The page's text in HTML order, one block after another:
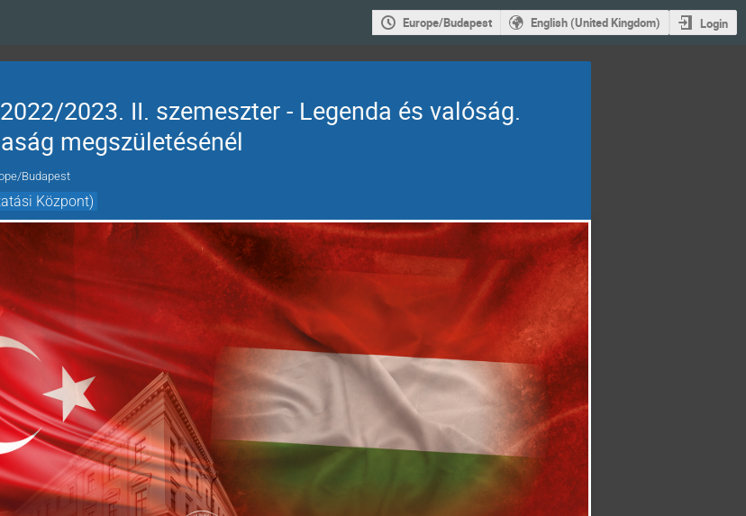
Europe/Budapest English (United Kingdom) Login
2023. II. szemeszter - Legenda és valóság.
megszületésénél
Budapest
Központ)